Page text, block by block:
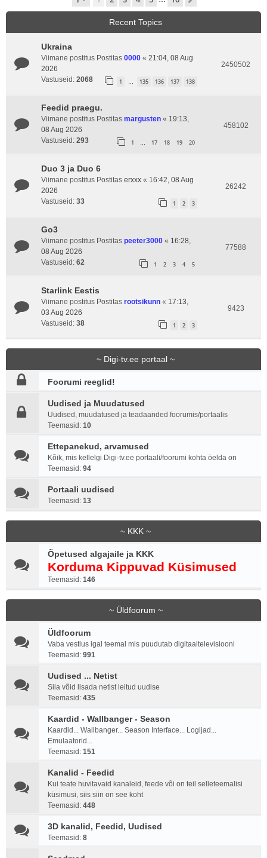
Recent Topics
Ukraina
Viimane postitus Postitas 0000 « 21:04, 08 Aug
2026
Vastuseid: 2068 1 … 135 136 137 138
2450502
Feedid praegu.
Viimane postitus Postitas margusten « 19:13,
08 Aug 2026
Vastuseid: 293 1 … 17 18 19 20
458102
Duo 3 ja Duo 6
Viimane postitus Postitas erxxx « 16:42, 08 Aug
2026
Vastuseid: 33 1 2 3
26242
Go3
Viimane postitus Postitas peeter3000 « 16:28,
08 Aug 2026
Vastuseid: 62 1 2 3 4 5
77588
Starlink Eestis
Viimane postitus Postitas rootsikunn « 17:13,
03 Aug 2026
Vastuseid: 38 1 2 3
9423
~ Digi-tv.ee portaal ~
Foorumi reeglid!
Uudised ja Muudatused
Uudised, muudatused ja teadaanded foorumis/portaalis
Teemasid: 10
Ettepanekud, arvamused
Kõik, mis kellelgi Digi-tv.ee portaali/foorumi kohta öelda on
Teemasid: 94
Portaali uudised
Teemasid: 13
~ KKK ~
Õpetused algajaile ja KKK
Korduma Kippuvad Küsimused
Teemasid: 146
~ Üldfoorum ~
Üldfoorum
Vaba vestlus igal teemal mis puudutab digitaaltelevisiooni
Teemasid: 991
Uudised ... Netist
Siia võid lisada netist leitud uudise
Teemasid: 435
Kaardid - Wallbanger - Season
Kaardid... Wallbanger... Season Interface... Logijad...
Emulaatorid...
Teemasid: 151
Kanalid - Feedid
Kui teate huvitavaid kanaleid, feede või on teil selleteemalisi
küsimusi, siis siin on see koht
Teemasid: 448
3D kanalid, Feedid, Uudised
Teemasid: 8